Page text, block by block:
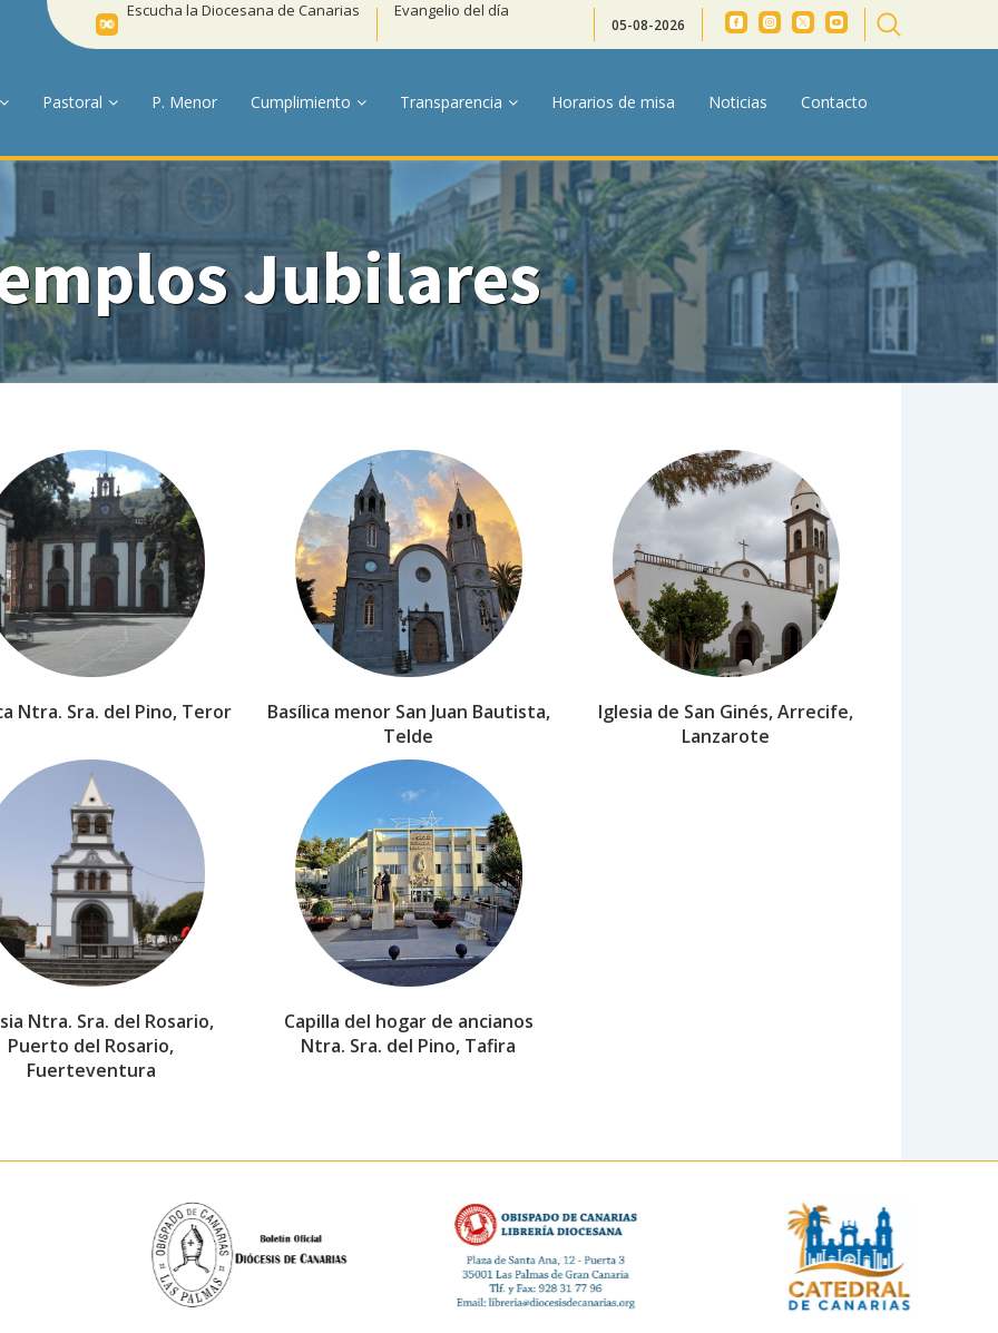
Escucha la Diocesana de Canarias Evangelio del día
05-08-2026
Pastoral P. Menor Cumplimiento Transparencia Horarios de misa Noticias Contacto
Jubilares
Ntra. Sra. del Pino, Teror
Basílica menor San Juan Bautista,
Telde
Iglesia de San Ginés, Arrecife,
Lanzarote
Ntra. Sra. del Rosario,
Puerto del Rosario,
Fuerteventura
Capilla del hogar de ancianos
Ntra. Sra. del Pino, Tafira